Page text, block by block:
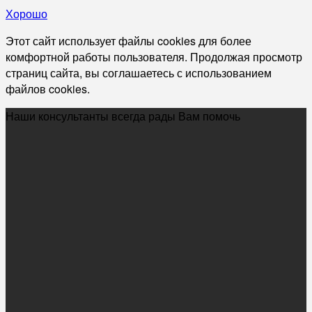
Хорошо
Этот сайт использует файлы cookies для более
комфортной работы пользователя. Продолжая просмотр
страниц сайта, вы соглашаетесь с использованием
файлов cookies.
Наши консультанты всегда рады Вам помочь